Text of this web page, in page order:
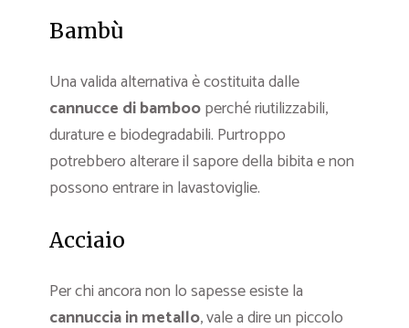
Bambù
Una valida alternativa è costituita dalle
cannucce di bambooperché riutilizzabili,
durature e biodegradabili. Purtroppo
potrebbero alterare il sapore della bibita e non
possono entrare in lavastoviglie.
Acciaio
Per chi ancora non lo sapesse esiste la
cannuccia in metallo, vale a dire un piccolo